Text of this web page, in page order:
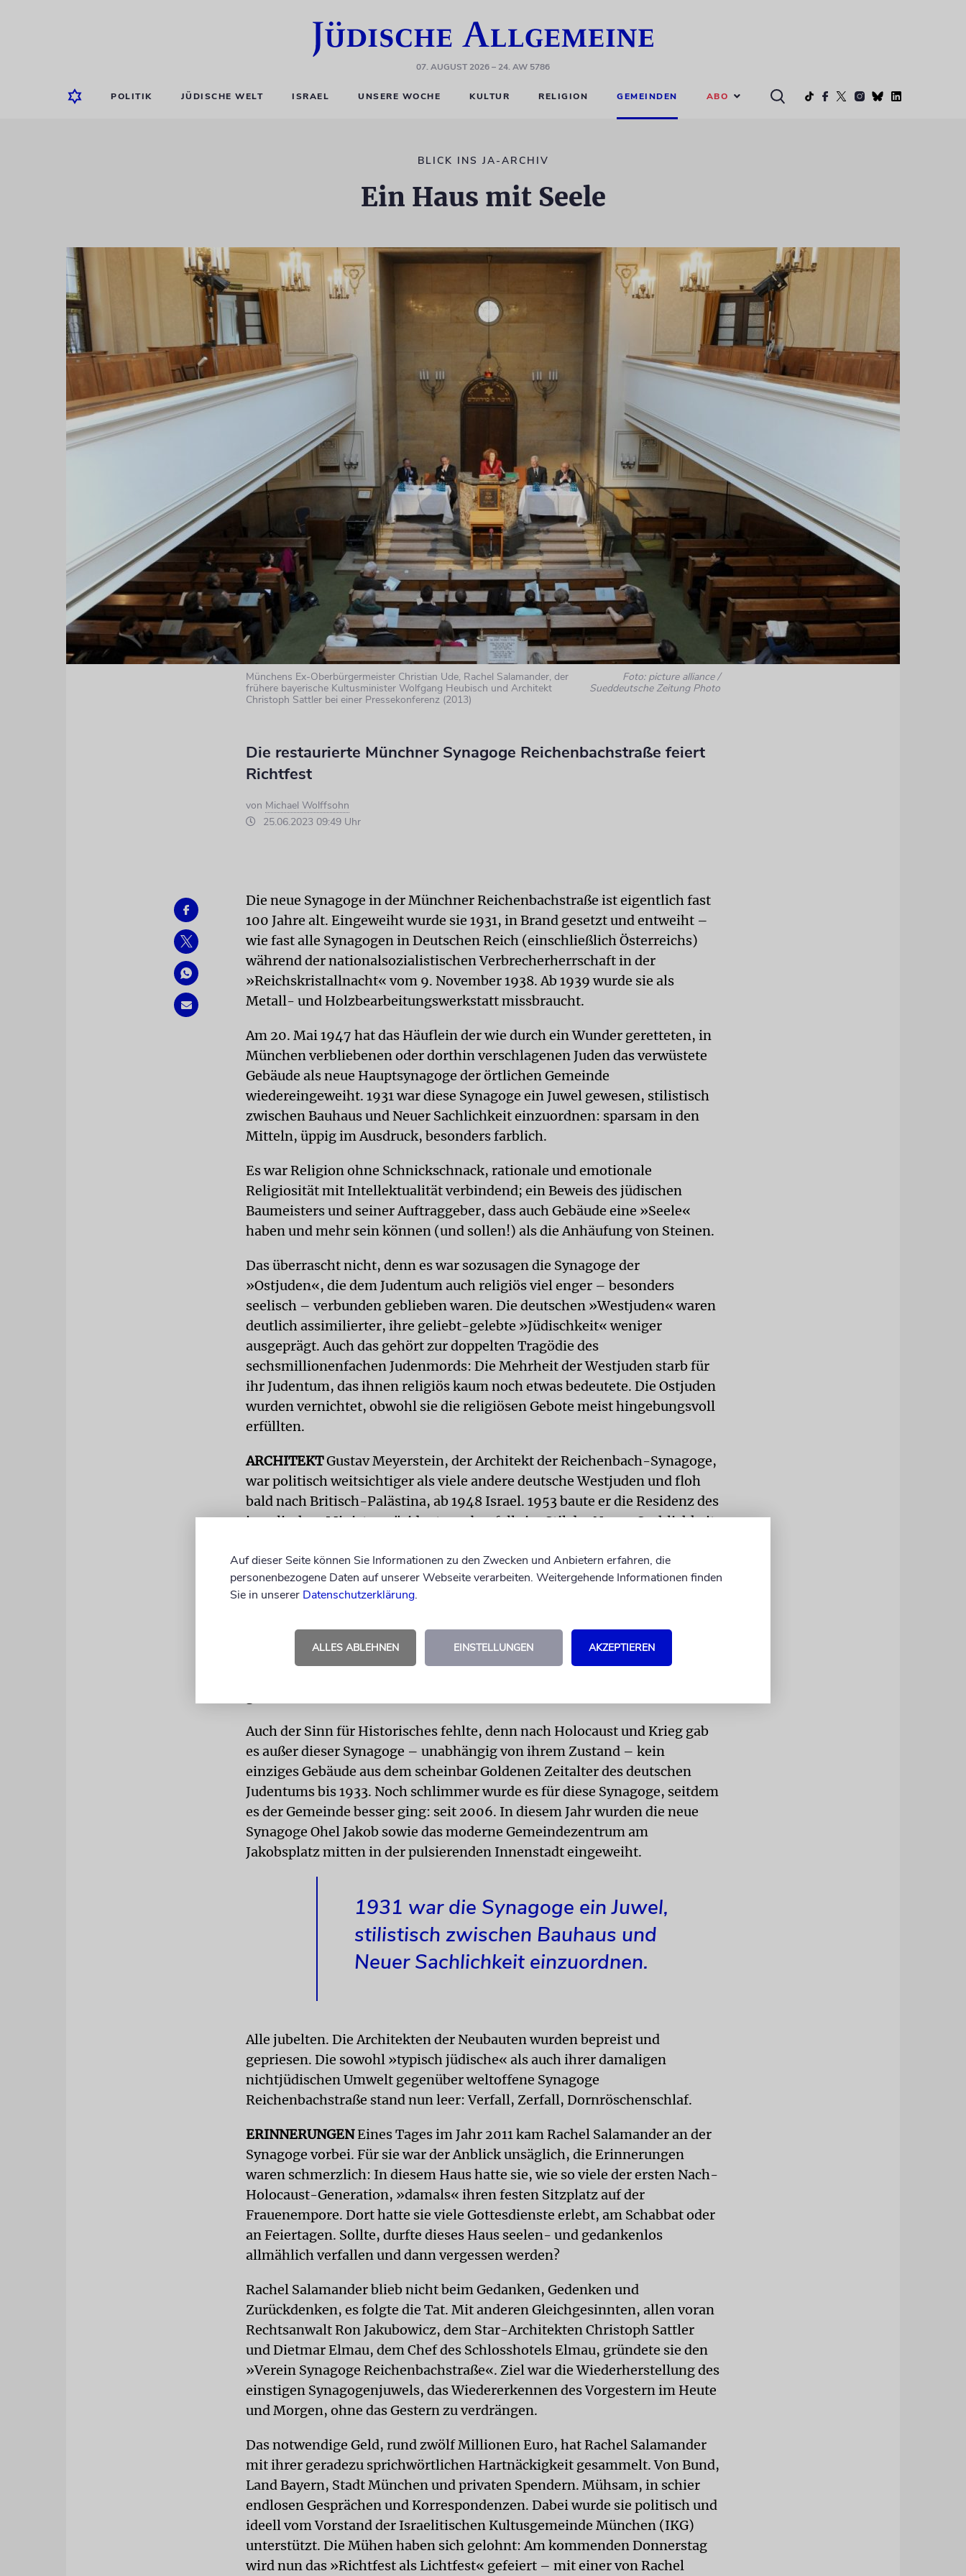
07. AUGUST 2026– 24. AW 5786
POLITIK JÜDISCHE WELT ISRAEL UNSERE WOCHE KULTUR RELIGION GEMEINDEN ABO
BLICK INS JA-ARCHIV
Ein Haus mit Seele
Münchens Ex-Oberbürgermeister Christian Ude, Rachel Salamander, der
frühere bayerische Kultusminister Wolfgang Heubisch und Architekt
Christoph Sattler bei einer Pressekonferenz (2013)
Foto: picture alliance /
Sueddeutsche Zeitung Photo
Die restaurierte Münchner Synagoge Reichenbachstraße feiert
Richtfest
von Michael Wolffsohn
25.06.2023 09:49 Uhr
Die neue Synagoge in der Münchner Reichenbachstraße ist eigentlich fast
100 Jahre alt. Eingeweiht wurde sie 1931, in Brand gesetzt und entweiht –
wie fast alle Synagogen in Deutschen Reich (einschließlich Österreichs)
während der nationalsozialistischen Verbrecherherrschaft in der
»Reichskristallnacht« vom 9. November 1938. Ab 1939 wurde sie als
Metall- und Holzbearbeitungswerkstatt missbraucht.
Am 20. Mai 1947 hat das Häuflein der wie durch ein Wunder geretteten, in
München verbliebenen oder dorthin verschlagenen Juden das verwüstete
Gebäude als neue Hauptsynagoge der örtlichen Gemeinde
wiedereingeweiht. 1931 war diese Synagoge ein Juwel gewesen, stilistisch
zwischen Bauhaus und Neuer Sachlichkeit einzuordnen: sparsam in den
Mitteln, üppig im Ausdruck, besonders farblich.
Es war Religion ohne Schnickschnack, rationale und emotionale
Religiosität mit Intellektualität verbindend; ein Beweis des jüdischen
Baumeisters und seiner Auftraggeber, dass auch Gebäude eine »Seele«
haben und mehr sein können (und sollen!) als die Anhäufung von Steinen.
Das überrascht nicht, denn es war sozusagen die Synagoge der
»Ostjuden«, die dem Judentum auch religiös viel enger – besonders
seelisch – verbunden geblieben waren. Die deutschen »Westjuden« waren
deutlich assimilierter, ihre geliebt-gelebte »Jüdischkeit« weniger
ausgeprägt. Auch das gehört zur doppelten Tragödie des
sechsmillionenfachen Judenmords: Die Mehrheit der Westjuden starb für
ihr Judentum, das ihnen religiös kaum noch etwas bedeutete. Die Ostjuden
wurden vernichtet, obwohl sie die religiösen Gebote meist hingebungsvoll
erfüllten.
ARCHITEKTGustav Meyerstein, der Architekt der Reichenbach-Synagoge,
war politisch weitsichtiger als viele andere deutsche Westjuden und floh
bald nach Britisch-Palästina, ab 1948 Israel. 1953 baute er die Residenz des
israelischen Ministerpräsidenten, ebenfalls im Stil der Neuen Sachlichkeit:
Anspruch und der damaligen Wirklichkeit des neuen jüdischen Staates
entsprechend.
notdürftig instandgesetzte Reichenbach-Synagoge vom Provisorium zur
Konstante zu wandeln. Es war, wie es war. Die Gemeinde hatte
Auch der Sinn für Historisches fehlte, denn nach Holocaust und Krieg gab
es außer dieser Synagoge – unabhängig von ihrem Zustand – kein
einziges Gebäude aus dem scheinbar Goldenen Zeitalter des deutschen
Judentums bis 1933. Noch schlimmer wurde es für diese Synagoge, seitdem
es der Gemeinde besser ging: seit 2006. In diesem Jahr wurden die neue
Synagoge Ohel Jakob sowie das moderne Gemeindezentrum am
Jakobsplatz mitten in der pulsierenden Innenstadt eingeweiht.
1931 war die Synagoge ein Juwel,
stilistisch zwischen Bauhaus und
Neuer Sachlichkeit einzuordnen.
Alle jubelten. Die Architekten der Neubauten wurden bepreist und
gepriesen. Die sowohl »typisch jüdische« als auch ihrer damaligen
nichtjüdischen Umwelt gegenüber weltoffene Synagoge
Reichenbachstraße stand nun leer: Verfall, Zerfall, Dornröschenschlaf.
ERINNERUNGENEines Tages im Jahr 2011 kam Rachel Salamander an der
Synagoge vorbei. Für sie war der Anblick unsäglich, die Erinnerungen
waren schmerzlich: In diesem Haus hatte sie, wie so viele der ersten Nach-
Holocaust-Generation, »damals« ihren festen Sitzplatz auf der
Frauenempore. Dort hatte sie viele Gottesdienste erlebt, am Schabbat oder
an Feiertagen. Sollte, durfte dieses Haus seelen- und gedankenlos
allmählich verfallen und dann vergessen werden?
Rachel Salamander blieb nicht beim Gedanken, Gedenken und
Zurückdenken, es folgte die Tat. Mit anderen Gleichgesinnten, allen voran
Rechtsanwalt Ron Jakubowicz, dem Star-Architekten Christoph Sattler
und Dietmar Elmau, dem Chef des Schlosshotels Elmau, gründete sie den
»Verein Synagoge Reichenbachstraße«. Ziel war die Wiederherstellung des
einstigen Synagogenjuwels, das Wiedererkennen des Vorgestern im Heute
und Morgen, ohne das Gestern zu verdrängen.
Das notwendige Geld, rund zwölf Millionen Euro, hat Rachel Salamander
mit ihrer geradezu sprichwörtlichen Hartnäckigkeit gesammelt. Von Bund,
Land Bayern, Stadt München und privaten Spendern. Mühsam, in schier
endlosen Gesprächen und Korrespondenzen. Dabei wurde sie politisch und
ideell vom Vorstand der Israelitischen Kultusgemeinde München (IKG)
unterstützt. Die Mühen haben sich gelohnt: Am kommenden Donnerstag
wird nun das »Richtfest als Lichtfest« gefeiert – mit einer von Rachel
Auf dieser Seite können Sie Informationen zu den Zwecken und Anbietern erfahren, die
personenbezogene Daten auf unserer Webseite verarbeiten. Weitergehende Informationen finden
Sie in unserer Datenschutzerklärung.
ALLES ABLEHNEN EINSTELLUNGEN AKZEPTIEREN